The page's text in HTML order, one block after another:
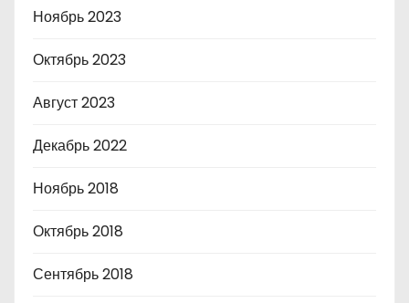
Ноябрь 2023
Октябрь 2023
Август 2023
Декабрь 2022
Ноябрь 2018
Октябрь 2018
Сентябрь 2018